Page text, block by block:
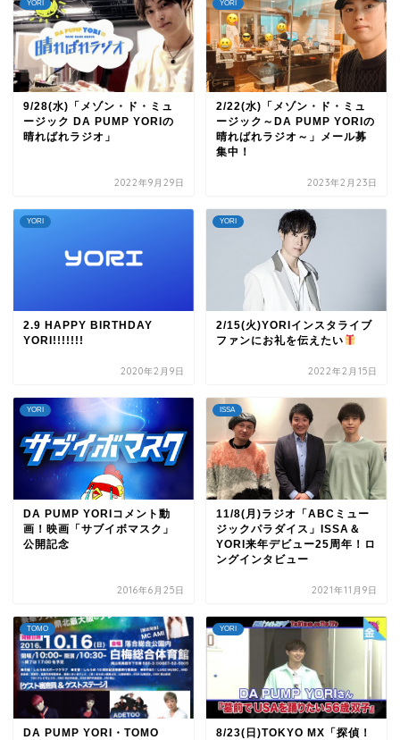
YORI
9/28(水)「メゾン・ド・ミュ
ージック DA PUMP YORIの
晴ればれラジオ」
2022年9月29日
YORI
2/22(水)「メゾン・ド・ミュ
ージック～DA PUMP YORIの
晴ればれラジオ～」メール募
集中！
2023年2月23日
YORI
2.9 HAPPY BIRTHDAY
YORI!!!!!!!
2020年2月9日
YORI
2/15(火)YORIインスタライブ
ファンにお礼を伝えたい
2022年2月15日
YORI
DA PUMP YORIコメント動
画！映画「サブイボマスク」
公開記念
2016年6月25日
ISSA
11/8(月)ラジオ「ABCミュー
ジックパラダイス」ISSA＆
YORI来年デビュー25周年！ロ
ングインタビュー
2021年11月9日
TOMO
DA PUMP YORI・TOMO
YORI
8/23(日)TOKYO MX「探偵！